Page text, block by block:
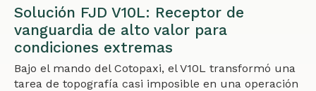
Solución FJD V10L: Receptor de
vanguardia de alto valor para
condiciones extremas
Bajo el mando del Cotopaxi, el V10L transformó una
tarea de topografía casi imposible en una operación